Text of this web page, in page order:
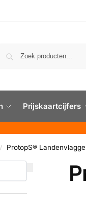
Prijskaartcijfers
/ ProtopS®